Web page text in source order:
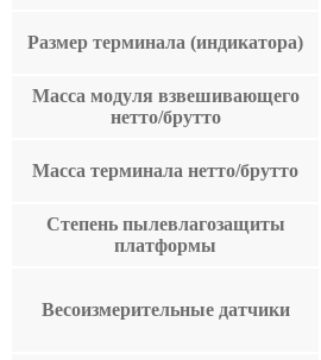
Размер терминала (индикатора)
Масса модуля взвешивающего
нетто/брутто
Масса терминала нетто/брутто
Степень пылевлагозащиты
платформы
Весоизмерительные датчики